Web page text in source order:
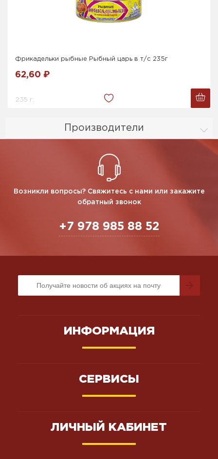
Производители
Фрикадельки рыбные Рыбный царь в т/с 235г
62,60 ₽
235 г.
Возникли вопросы? Свяжитесь с нами или закажите
обратный звонок
+7 978 985 88 52
ИНФОРМАЦИЯ
СЕРВИСЫ
ЛИЧНЫЙ КАБИНЕТ